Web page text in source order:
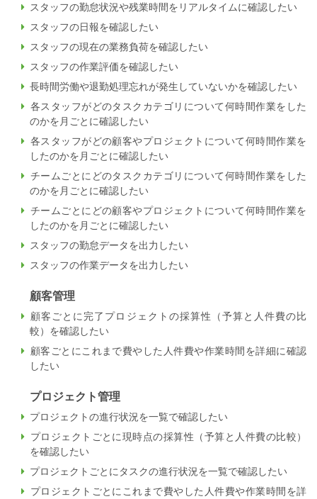
スタッフの勤怠状況や残業時間をリアルタイムに確認したい
スタッフの日報を確認したい
スタッフの現在の業務負荷を確認したい
スタッフの作業評価を確認したい
長時間労働や退勤処理忘れが発生していないかを確認したい
各スタッフがどのタスクカテゴリについて何時間作業をした
のかを月ごとに確認したい
各スタッフがどの顧客やプロジェクトについて何時間作業を
したのかを月ごとに確認したい
チームごとにどのタスクカテゴリについて何時間作業をした
のかを月ごとに確認したい
チームごとにどの顧客やプロジェクトについて何時間作業を
したのかを月ごとに確認したい
スタッフの勤怠データを出力したい
スタッフの作業データを出力したい
顧客管理
顧客ごとに完了プロジェクトの採算性（予算と人件費の比
較）を確認したい
顧客ごとにこれまで費やした人件費や作業時間を詳細に確認
したい
プロジェクト管理
プロジェクトの進行状況を一覧で確認したい
プロジェクトごとに現時点の採算性（予算と人件費の比較）
を確認したい
プロジェクトごとにタスクの進行状況を一覧で確認したい
プロジェクトごとにこれまで費やした人件費や作業時間を詳